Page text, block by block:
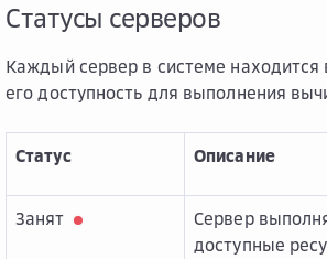
Статусы серверов
Каждый сервер в системе
его доступность для выполнения
Статус Описание
Занят
Сервер
доступные